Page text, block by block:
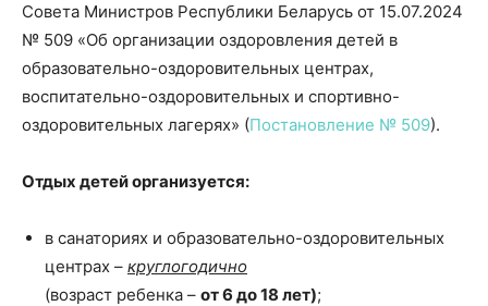
Совета Министров Республики Беларусь от 15.07.2024
№ 509 «Об организации оздоровления детей в
образовательно-оздоровительных центрах,
воспитательно-оздоровительных и спортивно-
оздоровительных лагерях» (Постановление № 509).
Отдых детей организуется:
в санаториях и образовательно-оздоровительных
центрах – круглогодично
(возраст ребенка – от 6 до 18 лет);